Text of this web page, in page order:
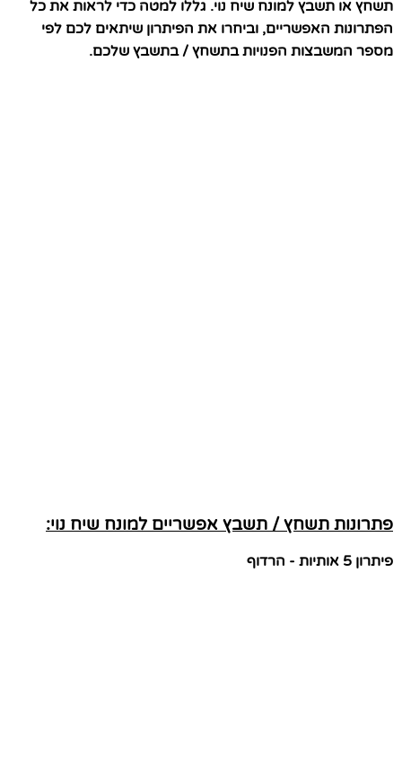
תשחץ או תשבץ למונח שיח נוי. גללו למטה כדי לראות את כל
הפתרונות האפשריים, וביחרו את הפיתרון שיתאים לכם לפי
מספר המשבצות הפנויות בתשחץ / בתשבץ שלכם.
פתרונות תשחץ / תשבץ אפשריים למונח שיח נוי:
פיתרון 5 אותיות - הרדוף